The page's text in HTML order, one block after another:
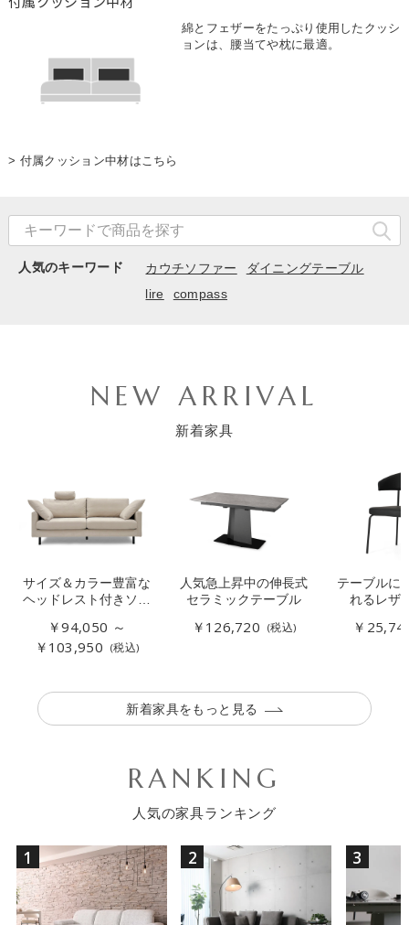
綿とフェザーをたっぷり使用したクッシ
ョンは、腰当てや枕に最適。
> 付属クッション中材はこちら
人気のキーワード カウチソファー
ダイニングテーブル
lire
compass
NEW ARRIVAL
新着家具
サイズ＆カラー豊富な
ヘッドレスト付きソフ
￥94,050 ～
￥103,950 (税込)
人気急上昇中の伸長式
セラミックテーブル
￥126,720 (税込)
テーブルに
れるレザ
￥
新着家具をもっと見る
RANKING
人気の家具ランキング
1 2 3